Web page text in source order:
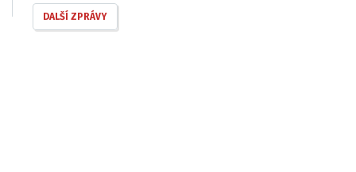
DALŠÍ ZPRÁVY